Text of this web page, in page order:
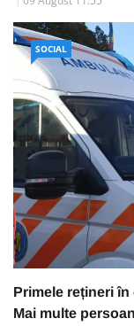
SOCIAL
Primele rețineri
Mai multe